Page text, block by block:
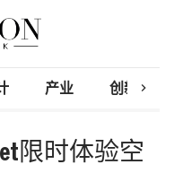
产业 创新研究
chevron_right
限时体验空